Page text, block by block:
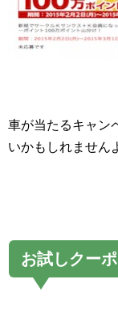
車が当たるキャン
いかもしれません
お試しクー